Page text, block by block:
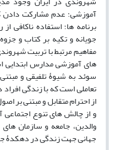
آموزشی؛ عدم مشارکت دادن
برنامه ها؛ استفاده
جویانه و تکیه بر کتاب و
مفاهیم مرتبط با تربیت
های آموزشی مدارس
سوئد به شیوۀ تلفیقی و
تعاملی است که با زندگی افراد
از احترام متقابل و مبتنی بر
و از چالش های تنوع اجتماعی
والدین، جامعه و سازمان
جهانی جهت زندگی در دهکدۀ